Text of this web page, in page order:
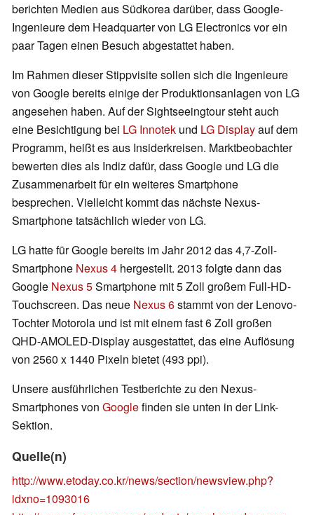
berichten Medien aus Südkorea darüber, dass Google-
Ingenieure dem Headquarter von LG Electronics vor ein
paar Tagen einen Besuch abgestattet haben.
Im Rahmen dieser Stippvisite sollen sich die Ingenieure
von Google bereits einige der Produktionsanlagen von LG
angesehen haben. Auf der Sightseeingtour steht auch
eine Besichtigung bei LG Innotek und LG Displayauf dem
Programm, heißt es aus Insiderkreisen. Marktbeobachter
bewerten dies als Indiz dafür, dass Google und LG die
Zusammenarbeit für ein weiteres Smartphone
besprechen. Vielleicht kommt das nächste Nexus-
Smartphone tatsächlich wieder von LG.
LG hatte für Google bereits im Jahr 2012 das 4,7-Zoll-
Smartphone Nexus 4 hergestellt. 2013 folgte dann das
Google Nexus 5Smartphone mit 5 Zoll großem Full-HD-
Touchscreen. Das neue Nexus 6stammt von der Lenovo-
Tochter Motorola und ist mit einem fast 6 Zoll großen
QHD-AMOLED-Display ausgestattet, das eine Auflösung
von 2560 x 1440 Pixeln bietet (493 ppi).
Unsere ausführlichen Testberichte zu den Nexus-
Smartphones von Googlefinden sie unten in der Link-
Sektion.
Quelle(n)
http://www.etoday.co.kr/news/section/newsview.php?
idxno=1093016